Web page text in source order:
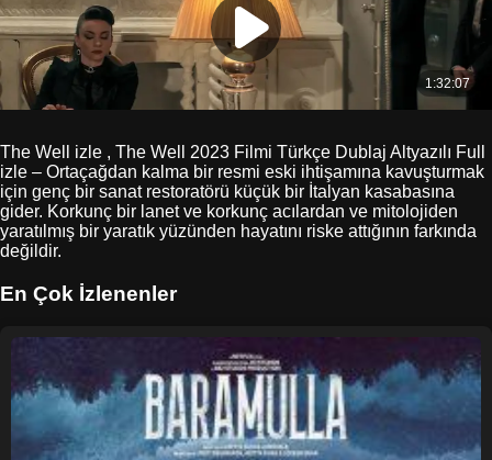
The Well izle , The Well 2023 Filmi Türkçe Dublaj Altyazılı Full
izle – Ortaçağdan kalma bir resmi eski ihtişamına kavuşturmak
için genç bir sanat restoratörü küçük bir İtalyan kasabasına
gider. Korkunç bir lanet ve korkunç acılardan ve mitolojiden
yaratılmış bir yaratık yüzünden hayatını riske attığının farkında
değildir.
En Çok İzlenenler